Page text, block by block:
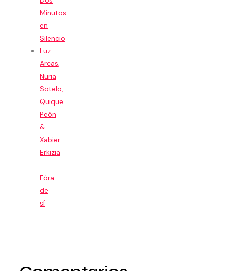
Minutos
en
Silencio
Luz
Arcas,
Nuria
Sotelo,
Quique
Peón
&
Xabier
Erkizia
–
Fóra
de
sí